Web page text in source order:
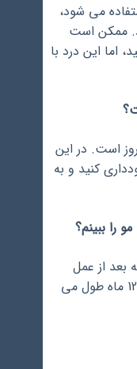
می شود،
ممکن است
اما این درد با
است. در این
کنید و به
بعد از عمل
مشاهده کرد، اما نتایج نهایی معمولاً 6 تا 12 ماه طول می